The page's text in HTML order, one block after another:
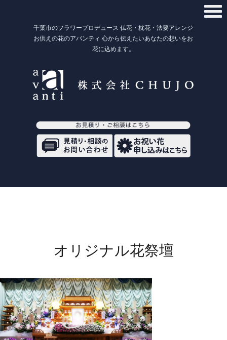
千葉市のフラワープロデュース 仏花・枕花・法要アレンジ
お供えの花のアバンティ 心から伝えたいあなたの想いをお
花に込めます。
オリジナル花祭壇